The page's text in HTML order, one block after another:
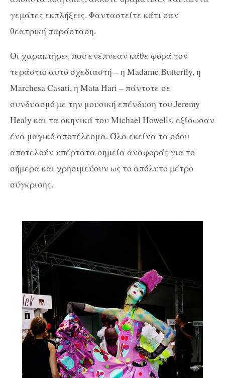
γεμάτες εκπλήξεις. Φανταστείτε κάτι σαν
θεατρική παράσταση.
Οι χαρακτήρες που ενέπνεαν κάθε φορά τον
τεράστιο αυτό σχεδιαστή – η Madame Butterfly, η
Marchesa Casati, η Mata Hari – πάντοτε σε
συνδυασμό με την μουσική επένδυση του Jeremy
Healy και τα σκηνικά του Michael Howells, εξίσωσαν
ένα μαγικό αποτέλεσμα. Όλα εκείνα τα σόου
αποτελούν υπέρτατα σημεία αναφοράς για το
σήμερα και χρησιμεύουν ως το απόλυτο μέτρο
σύγκρισης.